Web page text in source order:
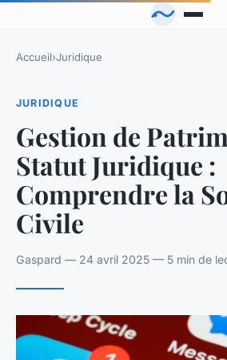
Accueil›Juridique
JURIDIQUE
Gestion de
Statut Juridique :
Comprendre la
Civile
Gaspard — 24 avril 2025 — 5 min de